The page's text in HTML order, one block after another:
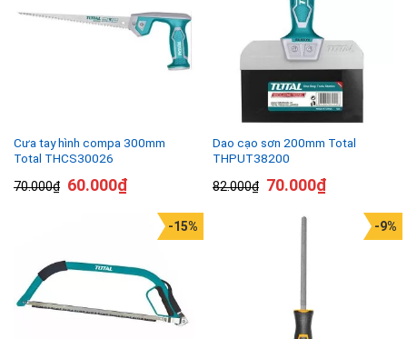
Cưa tay hình compa 300mm
Total THCS30026
70.000₫ 60.000₫
Dao cạo sơn 200mm Total
THPUT38200
82.000₫ 70.000₫
-15% -9%